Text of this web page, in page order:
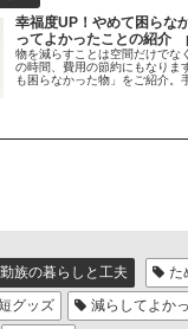
幸福度UP！やめて困らな
ってよかったことの紹介
物を減らすことは空間だけでな
の時間、費用の節約にもなりま
も困らなかった物」をご紹介。
族の暮らしと工夫
た
グッズ
減らしてよか